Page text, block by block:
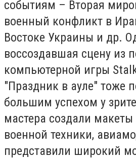
событиям – Вторая
военный конфликт в
Востоке Украины и др.
воссоздавшая сцену из
компьютерной игры
"Праздник в ауле" тоже
большим успехом у
мастера создали
военной техники,
представили широкий